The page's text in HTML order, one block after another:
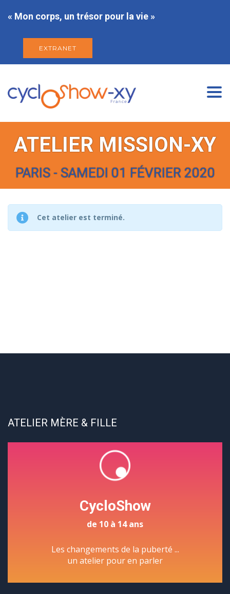
« Mon corps, un trésor pour la vie »
EXTRANET
ATELIER MISSION-XY
PARIS - SAMEDI 01 FÉVRIER 2020
Cet atelier est terminé.
ATELIER MÈRE & FILLE
CycloShow
de 10 à 14 ans
Les changements de la puberté ...
un atelier pour en parler